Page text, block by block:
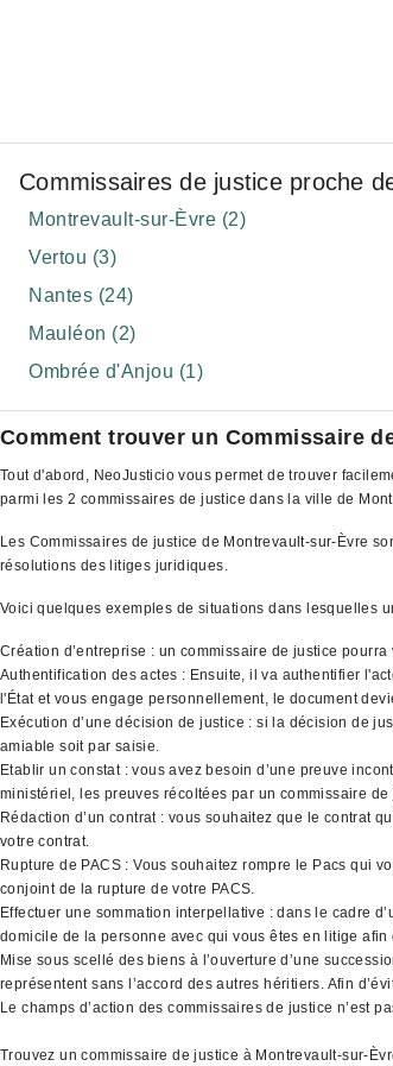
Commissaires de justice proche
Montrevault-sur-Èvre (2)
Vertou (3)
Nantes (24)
Mauléon (2)
Ombrée d'Anjou (1)
Comment trouver un Commissaire
Tout d'abord, NeoJusticio vous permet de trouver
parmi les 2 commissaires de justice dans la ville de
Les Commissaires de justice de Montrevault-sur-Èvre
résolutions des litiges juridiques.
Voici quelques exemples de situations dans lesquelles
Création d’entreprise : un commissaire de justice
Authentification des actes : Ensuite, il va authentifier
l'État et vous engage personnellement, le document
Exécution d’une décision de justice : si la décision de
amiable soit par saisie.
Etablir un constat : vous avez besoin d’une preuve
ministériel, les preuves récoltées par un commissaire
Rédaction d’un contrat : vous souhaitez que le contrat
votre contrat.
Rupture de PACS : Vous souhaitez rompre le Pacs qui
conjoint de la rupture de votre PACS.
Effectuer une sommation interpellative : dans le cadre
domicile de la personne avec qui vous êtes en litige
Mise sous scellé des biens à l’ouverture d’une
représentent sans l’accord des autres héritiers. Afin
Le champs d’action des commissaires de justice n’est
Trouvez un commissaire de justice à Montrevault-sur-